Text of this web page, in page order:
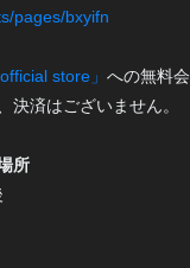
pages/bxyifn
store」 への無料
済はございません。
所